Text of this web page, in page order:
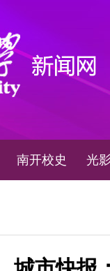
南开校史 光